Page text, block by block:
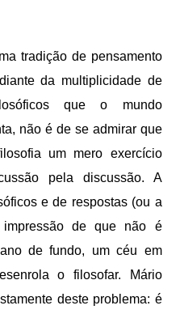
tradição de pensamento
da multiplicidade de
que o mundo
não é de se admirar que
um mero exercício
pela discussão. A
e de respostas (ou a
de que não é
de fundo, um céu em
o filosofar. Mário
deste problema: é